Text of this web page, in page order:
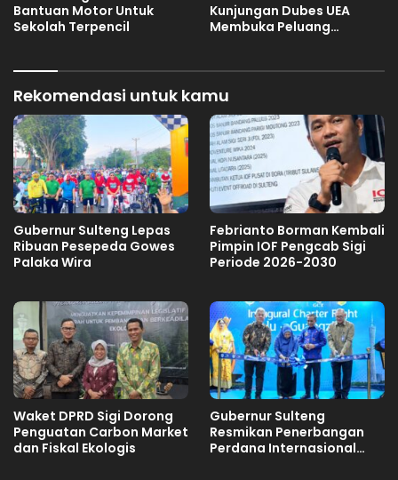
Bantuan Motor Untuk
Sekolah Terpencil
Kunjungan Dubes UEA
Membuka Peluang
Rekomendasi untuk kamu
Gubernur Sulteng Lepas
Ribuan Pesepeda Gowes
Palaka Wira
Febrianto Borman Kembali
Pimpin IOF Pengcab Sigi
Periode 2026-2030
Waket DPRD Sigi Dorong
Penguatan Carbon Market
dan Fiskal Ekologis
Gubernur Sulteng
Resmikan Penerbangan
Perdana Internasional